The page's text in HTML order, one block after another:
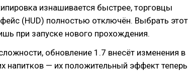
изнашивается быстрее, торговцы
(HUD) полностью отключён. Выбрать этот
при запуске нового прохождения.
обновление 1.7 внесёт изменения в
напитков — их положительный эффект теперь